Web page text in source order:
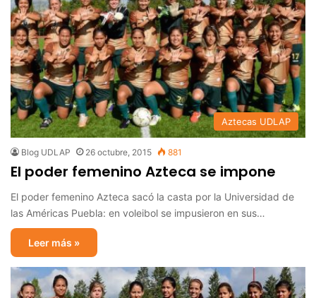
Aztecas UDLAP
Blog UDLAP 26 octubre, 2015 881
El poder femenino Azteca se impone
El poder femenino Azteca sacó la casta por la Universidad de
las Américas Puebla: en voleibol se impusieron en sus…
Leer más »